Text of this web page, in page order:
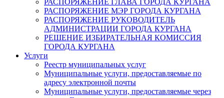
РАСПОРЯЖЕНИЕ ГЛАВА ГОРОДА КУРГАНА
РАСПОРЯЖЕНИЕ МЭР ГОРОДА КУРГАНА
РАСПОРЯЖЕНИЕ РУКОВОДИТЕЛЬ
АДМИНИСТРАЦИИ ГОРОДА КУРГАНА
РЕШЕНИЕ ИЗБИРАТЕЛЬНАЯ КОМИССИЯ
ГОРОДА КУРГАНА
Услуги
Реестр муниципальных услуг
Муниципальные услуги, предоставляемые по
адресу электронной почты
Муниципальные услуги, предоставляемые через